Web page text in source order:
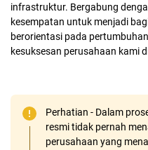
infrastruktur. Bergabung
kesempatan untuk menjadi
berorientasi pada
kesuksesan perusahaan kami
Perhatian - Dalam
resmi tidak pernah
perusahaan yang